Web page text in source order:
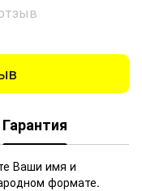
Гарантия
Ваши имя и
формате.